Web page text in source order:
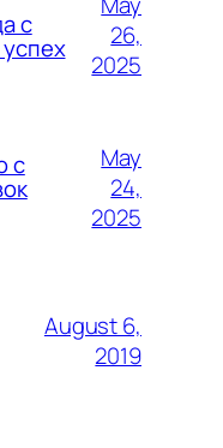
с
26,
2025
с
May
24,
2025
August 6,
2019